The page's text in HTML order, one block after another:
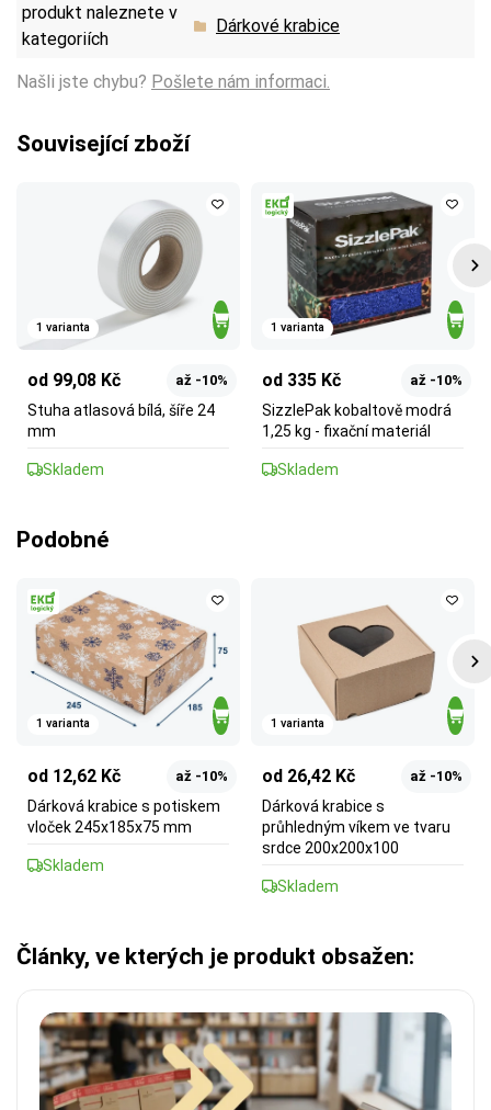
produkt naleznete v
kategoriích
Dárkové krabice
Našli jste chybu? Pošlete nám informaci.
Související zboží
1 varianta
od 99,08 Kč až -10%
Stuha atlasová bílá, šíře 24
mm
Skladem
1 varianta
od 335 Kč až -10%
SizzlePak kobaltově modrá
1,25 kg - fixační materiál
Skladem
Podobné
1 varianta
od 12,62 Kč až -10%
Dárková krabice s potiskem
vloček 245x185x75 mm
Skladem
1 varianta
od 26,42 Kč až -10%
Dárková krabice s
průhledným víkem ve tvaru
srdce 200x200x100
Skladem
Články, ve kterých je produkt obsažen: